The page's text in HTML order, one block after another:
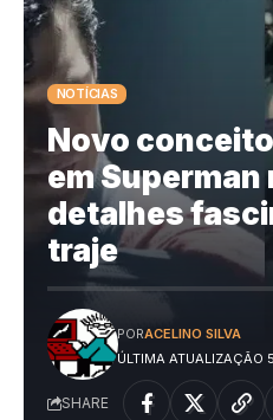
NOTÍCIAS
Novo
em Superman
detalhes
traje
ÚLTIMA ATUALIZAÇÃO
PORACELINO SILVA
SHARE